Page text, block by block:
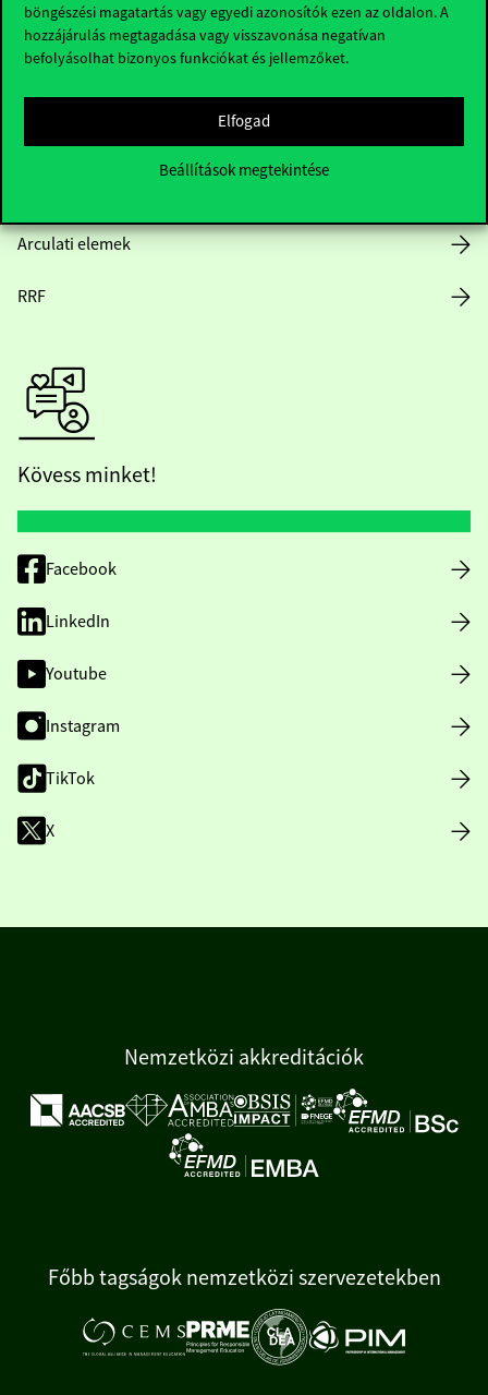
böngészési magatartás vagy egyedi azonosítók ezen az oldalon. A
hozzájárulás megtagadása vagy visszavonása negatívan
befolyásolhat bizonyos funkciókat és jellemzőket.
Elfogad
Beállítások megtekintése
Nyitvatartás
Arculati elemek
RRF
Kövess minket!
Facebook
LinkedIn
Youtube
Instagram
TikTok
X
Nemzetközi akkreditációk
Főbb tagságok nemzetközi szervezetekben